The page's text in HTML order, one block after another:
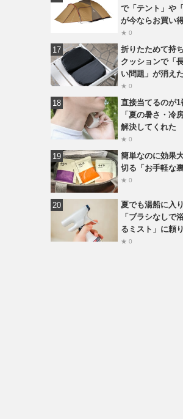
で「テント」や
が今ならお買い
★ 0
折りたためて持
クッションで「
い問題」が消え
★ 0
直接当てるのが
「夏の暑さ・冷
解決してくれた
★ 0
簡単なのに効果
切る「お手軽な
★ 0
夏でも湯船に入
「ブラシなしで
るミスト」に頼
★ 0